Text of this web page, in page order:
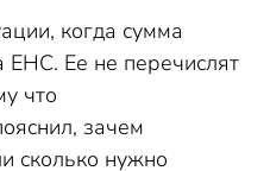
когда сумма
ЕНС. Ее не перечислят
что
зачем
сколько нужно